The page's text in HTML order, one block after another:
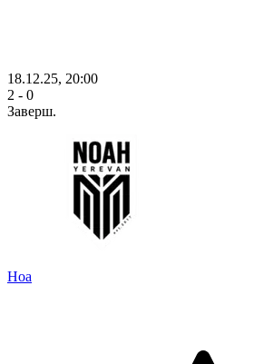
18.12.25, 20:00
2 - 0
Заверш.
Ноа